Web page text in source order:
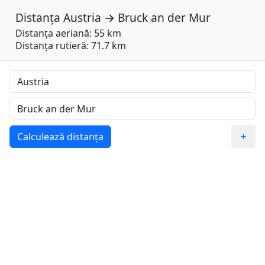
Distanța Austria → Bruck an der Mur
Distanța aeriană: 55 km
Distanța rutieră: 71.7 km
Calculează distanța +